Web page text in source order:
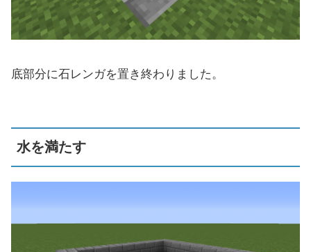
底部分に石レンガを置き終わりました。
水を満たす